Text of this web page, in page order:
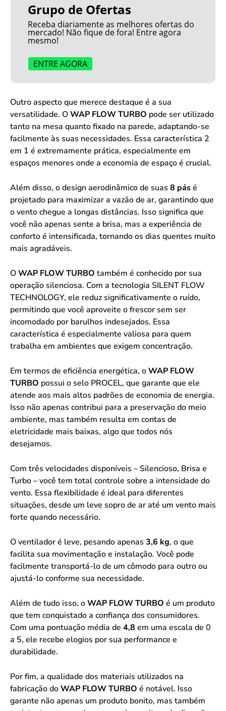
Grupo de Ofertas
Receba diariamente as melhores ofertas do
mercado! Não fique de fora! Entre agora
mesmo!
ENTRE AGORA
Outro aspecto que merece destaque é a sua
versatilidade. OWAP FLOW TURBO pode ser utilizado
tanto na mesa quanto fixado na parede, adaptando-se
facilmente às suas necessidades. Essa característica 2
em 1 é extremamente prática, especialmente em
espaços menores onde a economia de espaço é crucial.
Além disso, o design aerodinâmico de suas 8 pásé
projetado para maximizar a vazão de ar, garantindo que
o vento chegue a longas distâncias. Isso significa que
você não apenas sente a brisa, mas a experiência de
conforto é intensificada, tornando os dias quentes muito
mais agradáveis.
OWAP FLOW TURBO também é conhecido por sua
operação silenciosa. Com a tecnologia SILENT FLOW
TECHNOLOGY, ele reduz significativamente o ruído,
permitindo que você aproveite o frescor sem ser
incomodado por barulhos indesejados. Essa
característica é especialmente valiosa para quem
trabalha em ambientes que exigem concentração.
Em termos de eficiência energética, oWAP FLOW
TURBO possui o selo PROCEL, que garante que ele
atende aos mais altos padrões de economia de energia.
Isso não apenas contribui para a preservação do meio
ambiente, mas também resulta em contas de
eletricidade mais baixas, algo que todos nós
desejamos.
Com três velocidades disponíveis – Silencioso, Brisa e
Turbo – você tem total controle sobre a intensidade do
vento. Essa flexibilidade é ideal para diferentes
situações, desde um leve sopro de ar até um vento mais
forte quando necessário.
O ventilador é leve, pesando apenas 3,6 kg, o que
facilita sua movimentação e instalação. Você pode
facilmente transportá-lo de um cômodo para outro ou
ajustá-lo conforme sua necessidade.
Além de tudo isso, oWAP FLOW TURBO é um produto
que tem conquistado a confiança dos consumidores.
Com uma pontuação média de 4,8 em uma escala de 0
a 5, ele recebe elogios por sua performance e
durabilidade.
Por fim, a qualidade dos materiais utilizados na
fabricação doWAP FLOW TURBO é notável. Isso
garante não apenas um produto bonito, mas também